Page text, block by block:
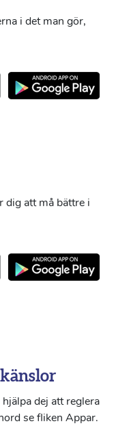
i det man gör,
dig att må bättre i
dej att reglera
se fliken Appar.